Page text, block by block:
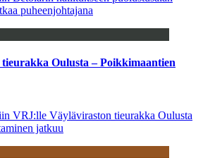
puheenjohtajana
Oulusta – Poikkimaantien
VRJ:lle Väyläviraston tieurakka Oulusta
jatkuu